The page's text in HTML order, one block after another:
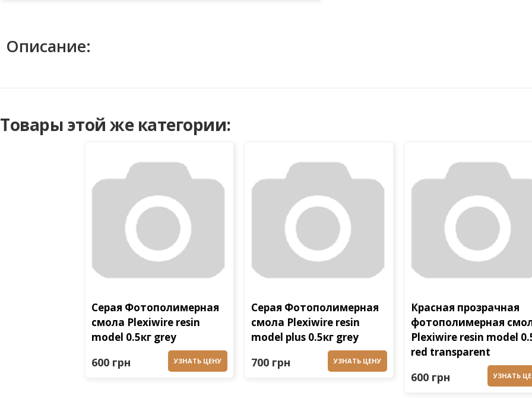
Описание:
Товары этой же категории:
Серая Фотополимерная
смола Plexiwire resin
model 0.5кг grey
600 грн УЗНАТЬ ЦЕНУ
Серая Фотополимерная
смола Plexiwire resin
model plus 0.5кг grey
700 грн УЗНАТЬ ЦЕНУ
Красная прозрачная
фотополимерная
Plexiwire resin model
red transparent
600 грн УЗНАТЬ